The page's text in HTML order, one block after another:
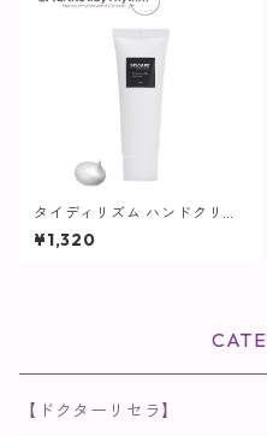
タイディリズム ハンドクリー
ム / 75ml【SPICARE】
¥1,320
【ドクターリセラ】